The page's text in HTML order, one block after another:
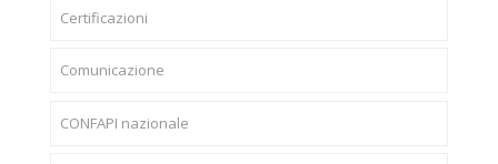
Certificazioni
Comunicazione
CONFAPI nazionale